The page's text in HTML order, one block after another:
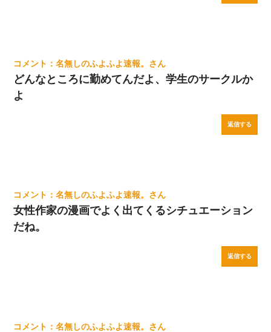
名無しのふよふよ速報。
どんなところに勤めてんだよ、学生のサークルか
よ
返信する
名無しのふよふよ速報。
女性作家の漫画でよく出てくるシチュエーション
だね。
返信する
名無しのふよふよ速報。